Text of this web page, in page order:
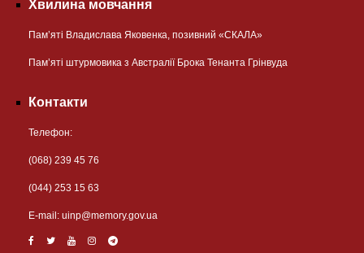
Хвилина мовчання
Пам’яті Владислава Яковенка, позивний «СКАЛА»
Пам’яті штурмовика з Австралії Брока Тенанта Грінвуда
Контакти
Телефон:
(068) 239 45 76
(044) 253 15 63
Е-mail: uinp@memory.gov.ua